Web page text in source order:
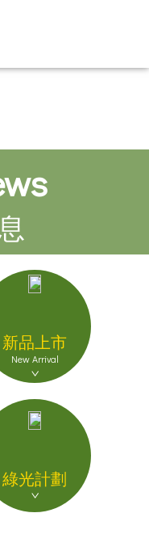
新品上市
New Arrival
綠光計劃